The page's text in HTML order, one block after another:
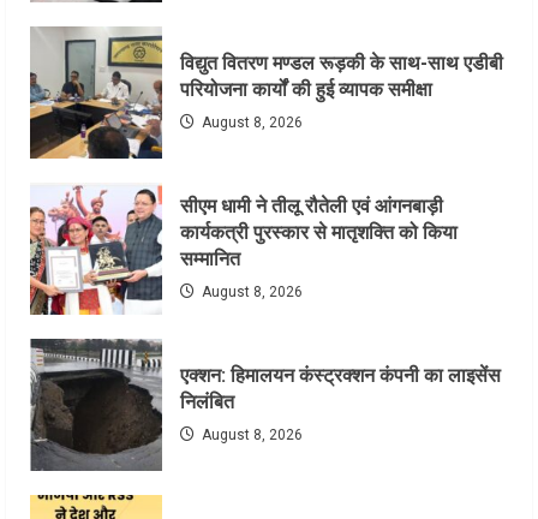
विद्युत वितरण मण्डल रूड़की के साथ-साथ एडीबी
परियोजना कार्यों की हुई व्यापक समीक्षा
August 8, 2026
सीएम धामी ने तीलू रौतेली एवं आंगनबाड़ी
कार्यकत्री पुरस्कार से मातृशक्ति को किया
सम्मानित
August 8, 2026
एक्शन: हिमालयन कंस्ट्रक्शन कंपनी का लाइसेंस
निलंबित
August 8, 2026